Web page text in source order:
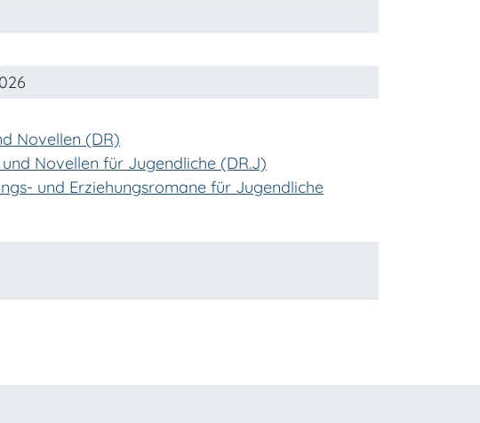
Novellen (DR)
Novellen für Jugendliche (DR.J)
und Erziehungsromane für Jugendliche